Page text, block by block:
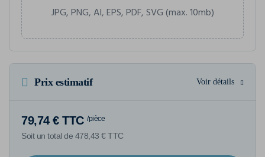
JPG, PNG, AI, EPS, PDF, SVG (max. 10mb)
Prix estimatif Voir détails
79,74 € TTC /pièce
Soit un total de 478,43 € TTC